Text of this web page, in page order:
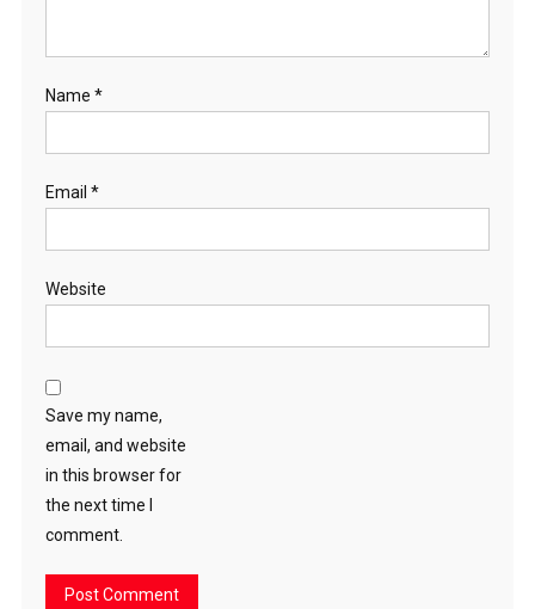
Name *
Email *
Website
Save my name,
email, and website
in this browser for
the next time I
comment.